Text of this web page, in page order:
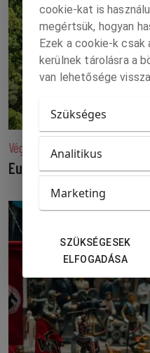
Végre történnek fejlesztések a
Euró milliók
cookie-kat is
megértsük, hogyan
Ezek a cookie-k csak
kerülnek tárolásra a
van lehetősége
Szükséges
Analitikus
Marketing
SZÜKSÉGESEK
ELFOGADÁSA